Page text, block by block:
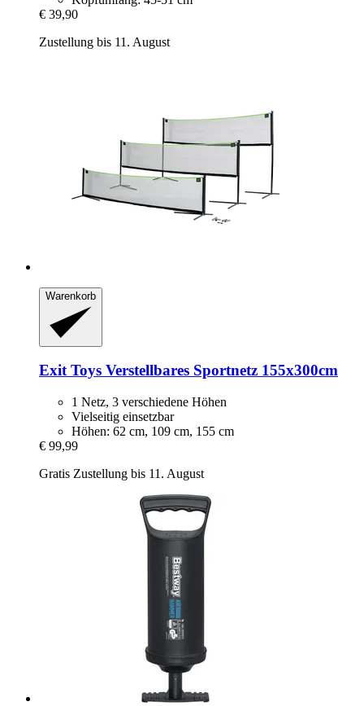
€ 39,90
Zustellung bis 11. August
Warenkorb
Exit Toys Verstellbares Sportnetz 155x300cm
1 Netz, 3 verschiedene Höhen
Vielseitig einsetzbar
Höhen: 62 cm, 109 cm, 155 cm
€ 99,99
Gratis Zustellung bis 11. August